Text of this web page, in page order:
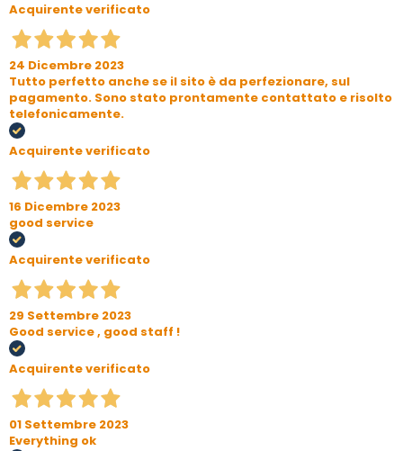
Acquirente verificato
24 Dicembre 2023
Tutto perfetto anche se il sito è da perfezionare, sul
pagamento. Sono stato prontamente contattato e risolto
telefonicamente.
Acquirente verificato
16 Dicembre 2023
good service
Acquirente verificato
29 Settembre 2023
Good service , good staff !
Acquirente verificato
01 Settembre 2023
Everything ok